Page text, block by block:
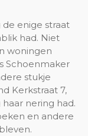
enige straat
had. Niet
woningen
Schoenmaker
stukje
Kerkstraat 7,
nering had.
en andere